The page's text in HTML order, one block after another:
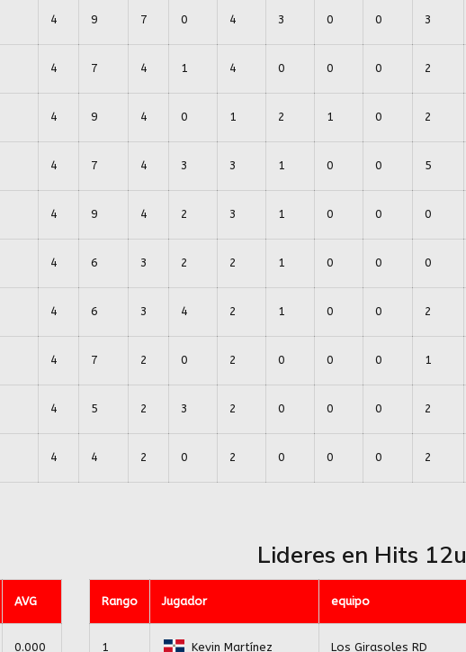
4 9 7 0 4 3 0 0 3
4 7 4 1 4 0 0 0 2
4 9 4 0 1 2 1 0 2
4 7 4 3 3 1 0 0 5
4 9 4 2 3 1 0 0 0
4 6 3 2 2 1 0 0 0
4 6 3 4 2 1 0 0 2
4 7 2 0 2 0 0 0 1
4 5 2 3 2 0 0 0 2
4 4 2 0 2 0 0 0 2
AVG
0.000
Lideres en Hits 12u
Rango Jugador equipo
1 Kevin Martínez Los Girasoles RD